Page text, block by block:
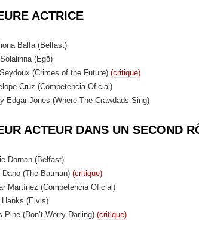
ACTRICE
Balfa (Belfast)
(Egō)
Seydoux (Crimes of the Future) (critique)
Cruz (Competencia Oficial)
Edgar-Jones (Where The Crawdads Sing)
ACTEUR DANS UN SECOND
Dornan (Belfast)
Dano (The Batman) (critique)
Martínez (Competencia Oficial)
Hanks (Elvis)
Pine (Don’t Worry Darling) (critique)